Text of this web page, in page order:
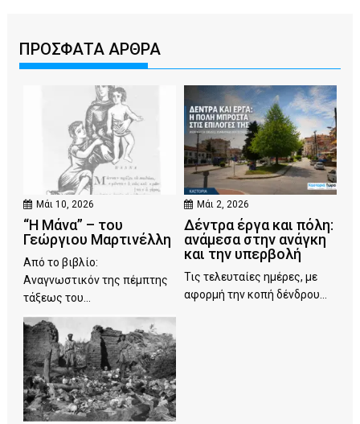
ΠΡΟΣΦΑΤΑ ΑΡΘΡΑ
Μάι 10, 2026
“Η Μάνα” – του
Γεώργιου Μαρτινέλλη
Από το βιβλίο:
Αναγνωστικόν της πέμπτης
τάξεως του...
Μάι 2, 2026
Δέντρα έργα και πόλη:
ανάμεσα στην ανάγκη
και την υπερβολή
Τις τελευταίες ημέρες, με
αφορμή την κοπή δένδρου...